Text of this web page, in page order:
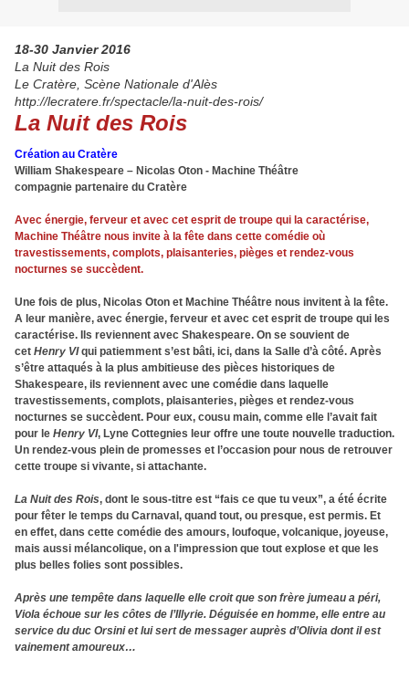
18-30 Janvier 2016
La Nuit des Rois
Le Cratère, Scène Nationale d'Alès
http://lecratere.fr/spectacle/la-nuit-des-rois/
La Nuit des Rois
Création au Cratère
William Shakespeare – Nicolas Oton - Machine Théâtre
compagnie partenaire du Cratère
Avec énergie, ferveur et avec cet esprit de troupe qui la caractérise,
Machine Théâtre nous invite à la fête dans cette comédie où
travestissements, complots, plaisanteries, pièges et rendez-vous
nocturnes se succèdent.
Une fois de plus, Nicolas Oton et Machine Théâtre nous invitent à la fête.
A leur manière, avec énergie, ferveur et avec cet esprit de troupe qui les
caractérise. Ils reviennent avec Shakespeare. On se souvient de
cet Henry VI qui patiemment s’est bâti, ici, dans la Salle d’à côté. Après
s’être attaqués à la plus ambitieuse des pièces historiques de
Shakespeare, ils reviennent avec une comédie dans laquelle
travestissements, complots, plaisanteries, pièges et rendez-vous
nocturnes se succèdent. Pour eux, cousu main, comme elle l’avait fait
pour le Henry VI, Lyne Cottegnies leur offre une toute nouvelle traduction.
Un rendez-vous plein de promesses et l’occasion pour nous de retrouver
cette troupe si vivante, si attachante.
La Nuit des Rois, dont le sous-titre est “fais ce que tu veux”, a été écrite
pour fêter le temps du Carnaval, quand tout, ou presque, est permis. Et
en effet, dans cette comédie des amours, loufoque, volcanique, joyeuse,
mais aussi mélancolique, on a l'impression que tout explose et que les
plus belles folies sont possibles.
Après une tempête dans laquelle elle croit que son frère jumeau a péri,
Viola échoue sur les côtes de l’Illyrie. Déguisée en homme, elle entre au
service du duc Orsini et lui sert de messager auprès d’Olivia dont il est
vainement amoureux…